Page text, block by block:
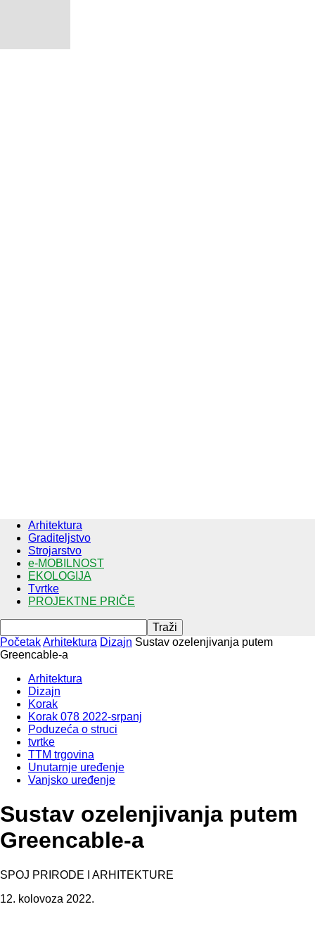
Arhitektura
Graditeljstvo
Strojarstvo
e-MOBILNOST
EKOLOGIJA
Tvrtke
PROJEKTNE PRIČE
PočetakArhitektura Dizajn Sustav ozelenjivanja putem
Greencable-a
Arhitektura
Dizajn
Korak
Korak 078 2022-srpanj
Poduzeća o struci
tvrtke
TTM trgovina
Unutarnje uređenje
Vanjsko uređenje
Sustav ozelenjivanja putem
Greencable-a
SPOJ PRIRODE I ARHITEKTURE
12. kolovoza 2022.